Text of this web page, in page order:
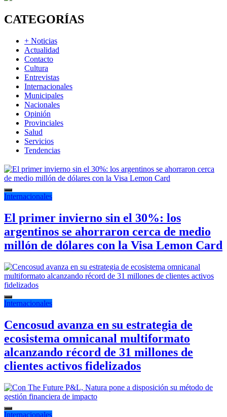
CATEGORÍAS
+ Noticias
Actualidad
Contacto
Cultura
Entrevistas
Internacionales
Municipales
Nacionales
Opinión
Provinciales
Salud
Servicios
Tendencias
Internacionales
El primer invierno sin el 30%: los
argentinos se ahorraron cerca de medio
millón de dólares con la Visa Lemon Card
Internacionales
Cencosud avanza en su estrategia de
ecosistema omnicanal multiformato
alcanzando récord de 31 millones de
clientes activos fidelizados
Internacionales